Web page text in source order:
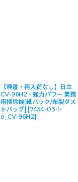
【廃番・再入荷なし】日立
CV-96H2 - 強力パワー 業務
用掃除機[紙パック/布製ダス
トバッグ] [7454-03-1-
o_CV-96H2]